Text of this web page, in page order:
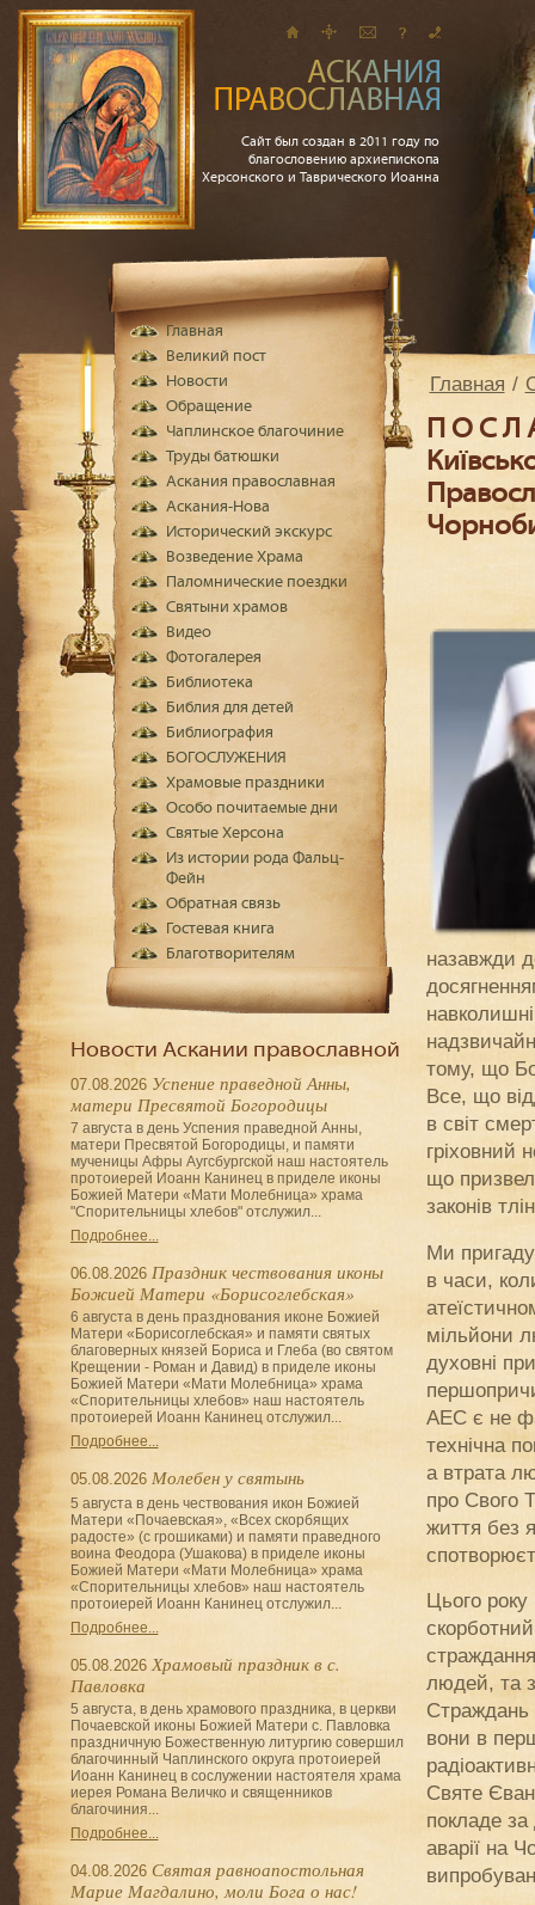
Сайт был создан в 2011 году по
благословению архиепископа
Херсонского и Таврического Иоанна
Главная
П О С Л
назавжди
тому, що
Все, що
в світ
гріховний
що
законів
Ми
в часи,
мільйони
духовні
АЕС є не
технічна
а втрата
про Свого
життя без
Цього року
людей, та
Страждань
вони в
Святе
покладе за
аварії на
Главная
Великий пост
Новости
Обращение
Чаплинское благочиние
Труды батюшки
Аскания православная
Аскания-Нова
Исторический экскурс
Возведение Храма
Паломнические поездки
Святыни храмов
Видео
Фотогалерея
Библиотека
Библия для детей
Библиография
БОГОСЛУЖЕНИЯ
Храмовые праздники
Особо почитаемые дни
Святые Херсона
Из истории рода Фальц-
Фейн
Обратная связь
Гостевая книга
Благотворителям
Новости Аскании православной
07.08.2026 Успение праведной Анны,
матери Пресвятой Богородицы
7 августа в день Успения праведной Анны,
матери Пресвятой Богородицы, и памяти
мученицы Афры Аугсбургской наш настоятель
протоиерей Иоанн Канинец в приделе иконы
Божией Матери «Мати Молебница» храма
"Спорительницы хлебов" отслужил...
Подробнее...
06.08.2026 Праздник чествования иконы
Божией Матери «Борисоглебская»
6 августа в день празднования иконе Божией
Матери «Борисоглебская» и памяти святых
благоверных князей Бориса и Глеба (во святом
Крещении - Роман и Давид) в приделе иконы
Божией Матери «Мати Молебница» храма
«Спорительницы хлебов» наш настоятель
протоиерей Иоанн Канинец отслужил...
Подробнее...
05.08.2026 Молебен у святынь
5 августа в день чествования икон Божией
Матери «Почаевская», «Всех скорбящих
радосте» (с грошиками) и памяти праведного
воина Феодора (Ушакова) в приделе иконы
Божией Матери «Мати Молебница» храма
«Спорительницы хлебов» наш настоятель
протоиерей Иоанн Канинец отслужил...
Подробнее...
05.08.2026 Храмовый праздник в с.
Павловка
5 августа, в день храмового праздника, в церкви
Почаевской иконы Божией Матери с. Павловка
праздничную Божественную литургию совершил
благочинный Чаплинского округа протоиерей
Иоанн Канинец в сослужении настоятеля храма
иерея Романа Величко и священников
благочиния...
Подробнее...
04.08.2026 Святая равноапостольная
Марие Магдалино, моли Бога о нас!